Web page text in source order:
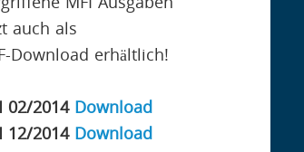
auch als
Download erhältlich!
02/2014 Download
12/2014 Download